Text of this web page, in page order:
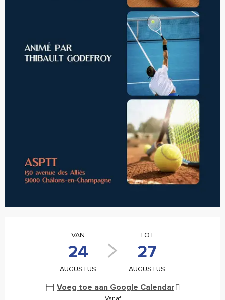
VAN
24
AUGUSTUS
TOT
27
AUGUSTUS
Voeg toe aan Google Calendar
Vanaf